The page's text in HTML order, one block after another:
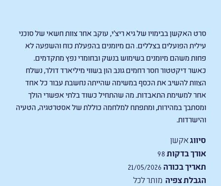
סרט האקשן בבימויו של גיא ריצ'י, עוקב אחר צוות חשאי של סוכני
עילית הפועלים בצללים. הם מיומנים בהפעלת כוח והשפעה לא
פחות משהם מיומנים בשימוש בנשק ובחומרי נפץ מתקדמים.
כאשר דיקטטור חסר רחמים גונב הון בשווי מיליארד דולר, נשלח
הצוות להשיב את הכסף במשימה שהייתה נחשבת עבור כל אחד
אחר למשימת התאבדות. מה שהתחיל כשוד בלתי אפשרי הולך
ומסתבך במהירות, ומתפתח למלחמה כוללת של אסטרטגיה, הטעיה
והישרדות.
סיווגאקשן
אורך בדקות
תאריך בכורה
הגבלת צפיה מותר לכל